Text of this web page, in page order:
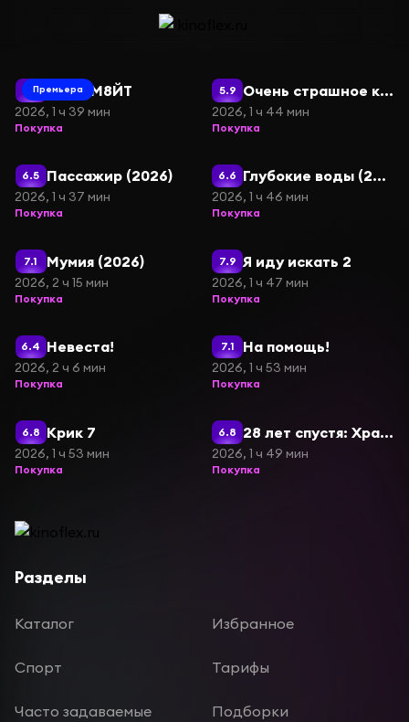
Премьера
6.9 СОУЛМ8ЙТ
2026, 1 ч 39 мин
Покупка
5.9 Очень страшное кино 6
2026, 1 ч 44 мин
Покупка
6.5 Пассажир (2026)
2026, 1 ч 37 мин
Покупка
6.6 Глубокие воды (2026)
2026, 1 ч 46 мин
Покупка
7.1 Мумия (2026)
2026, 2 ч 15 мин
Покупка
7.9 Я иду искать 2
2026, 1 ч 47 мин
Покупка
6.4 Невеста!
2026, 2 ч 6 мин
Покупка
7.1 На помощь!
2026, 1 ч 53 мин
Покупка
6.8 Крик 7
2026, 1 ч 53 мин
Покупка
6.8 28 лет спустя: Храм костей
2026, 1 ч 49 мин
Покупка
Разделы
Каталог Избранное
Спорт Тарифы
Часто задаваемые
Подборки